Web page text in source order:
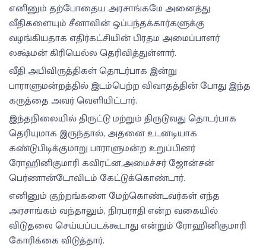
எனினும் தற்போதைய அரசாங்கமே அனைத்து
வீதிகளையும் சீனாவின் ஒப்பந்தக்கார்களுக்கு
வழங்கியதாக எதிர்கட்சியின் பிரதம அமைப்பாளர்
லக்ஷ்மன் கிரியெல்ல தெரிவித்துள்ளார்.
வீதி அபிவிருத்திகள் தொடர்பாக இன்று
பாராளுமன்றத்தில் இடம்பெற்ற விவாதத்தின் போது இந்த
கருத்தை அவர் வெளியிட்டார்.
இந்தநிலையில் திருட்டு மற்றும் திருடுவது தொடர்பாக
தெரியுமாக இருந்தால், அதனை உடனடியாக
கண்டுபிடிக்குமாறு பாராளுமன்ற உறுப்பினர்
ரோஹினிகுமாரி கவிரட்ன,அமைச்சர் ஜோன்சன்
பெர்ணான்டோவிடம் கேட்டுக்கொண்டார்.
எனினும் குற்றங்களை மேற்கொண்டவர்கள் எந்த
அரசாங்கம் வந்தாலும், நிரபராதி என்ற வகையில்
விடுதலை செய்யப்படக்கூடாது என்றும் ரோஹினிகுமாரி
கோரிக்கை விடுத்தார்.